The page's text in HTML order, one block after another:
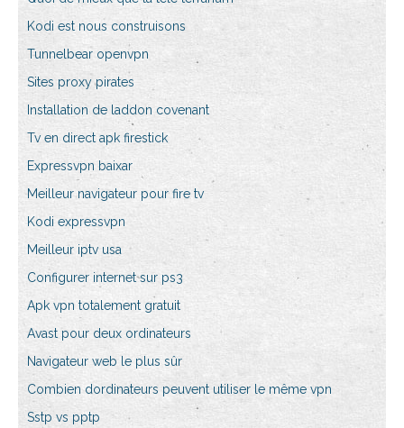
Kodi est nous construisons
Tunnelbear openvpn
Sites proxy pirates
Installation de laddon covenant
Tv en direct apk firestick
Expressvpn baixar
Meilleur navigateur pour fire tv
Kodi expressvpn
Meilleur iptv usa
Configurer internet sur ps3
Apk vpn totalement gratuit
Avast pour deux ordinateurs
Navigateur web le plus sûr
Combien dordinateurs peuvent utiliser le même vpn
Sstp vs pptp